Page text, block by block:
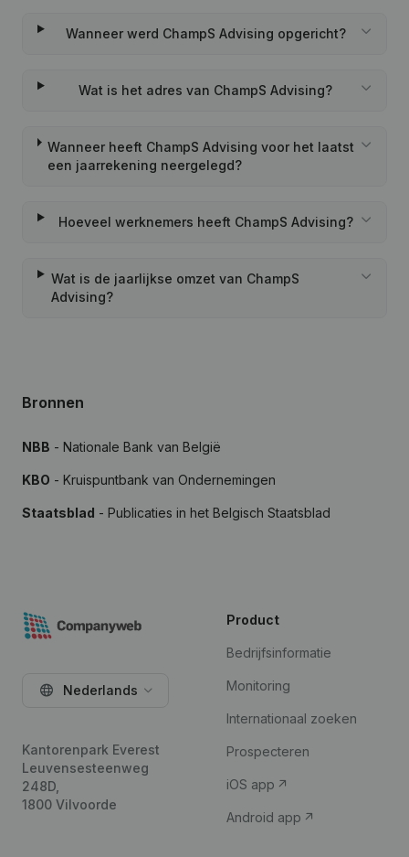
Wanneer werd ChampS Advising opgericht?
Wat is het adres van ChampS Advising?
Wanneer heeft ChampS Advising voor het laatst
een jaarrekening neergelegd?
Hoeveel werknemers heeft ChampS Advising?
Wat is de jaarlijkse omzet van ChampS
Advising?
Bronnen
NBB - Nationale Bank van België
KBO - Kruispuntbank van Ondernemingen
Staatsblad - Publicaties in het Belgisch Staatsblad
Nederlands
Kantorenpark Everest
Leuvensesteenweg
248D,
1800 Vilvoorde
Product
Bedrijfsinformatie
Monitoring
Internationaal zoeken
Prospecteren
iOS app
Android app